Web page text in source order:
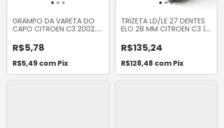
GRAMPO DA VARETA DO
CAPO CITROEN C3 2002...
208
R$5,78
R$5,49 com Pix
TRIZETA LD/LE 27 DENTES
ELO 28 MM CITROEN C3 1.4
R$135,24
R$128,48 com Pix